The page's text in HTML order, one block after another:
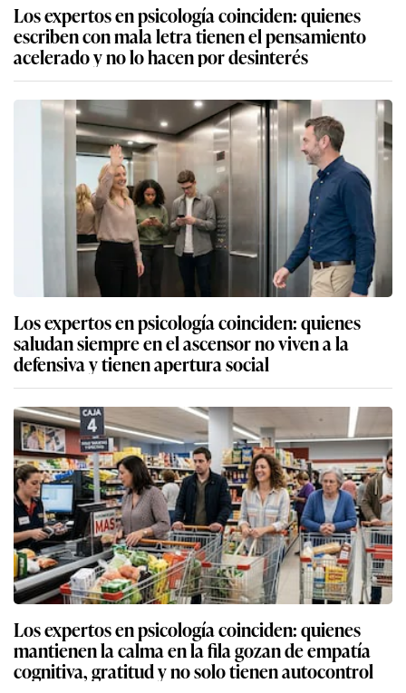
Los expertos en psicología coinciden: quienes
escriben con mala letra tienen el pensamiento
acelerado y no lo hacen por desinterés
Los expertos en psicología coinciden: quienes
saludan siempre en el ascensor no viven a la
defensiva y tienen apertura social
Los expertos en psicología coinciden: quienes
mantienen la calma en la fila gozan de empatía
cognitiva, gratitud y no solo tienen autocontrol